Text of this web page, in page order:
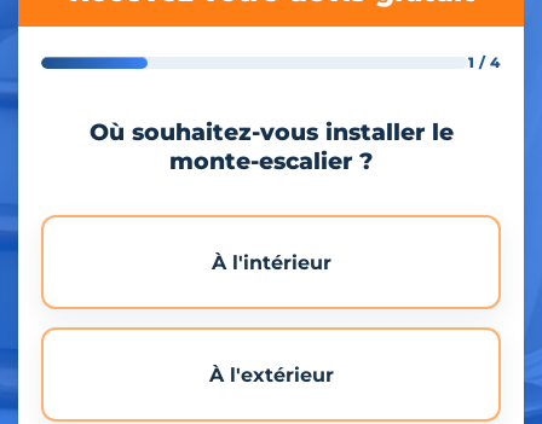
1 / 4
Où souhaitez-vous installer le
monte-escalier ?
À l'intérieur
À l'extérieur